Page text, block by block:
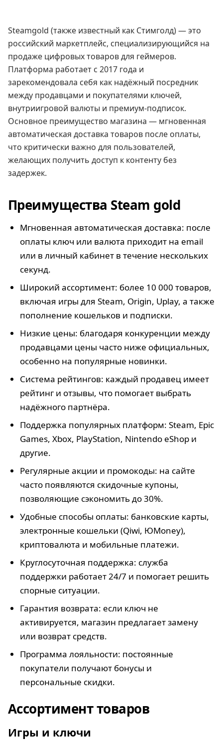
Steamgold (также известный как Стимголд) — это
российский маркетплейс, специализирующийся на
продаже цифровых товаров для геймеров.
Платформа работает с 2017 года и
зарекомендовала себя как надёжный посредник
между продавцами и покупателями ключей,
внутриигровой валюты и премиум-подписок.
Основное преимущество магазина — мгновенная
автоматическая доставка товаров после оплаты,
что критически важно для пользователей,
желающих получить доступ к контенту без
задержек.
Преимущества Steam gold
Мгновенная автоматическая доставка: после
оплаты ключ или валюта приходит на email
или в личный кабинет в течение нескольких
секунд.
Широкий ассортимент: более 10 000 товаров,
включая игры для Steam, Origin, Uplay, а также
пополнение кошельков и подписки.
Низкие цены: благодаря конкуренции между
продавцами цены часто ниже официальных,
особенно на популярные новинки.
Система рейтингов: каждый продавец имеет
рейтинг и отзывы, что помогает выбрать
надёжного партнёра.
Поддержка популярных платформ: Steam, Epic
Games, Xbox, PlayStation, Nintendo eShop и
другие.
Регулярные акции и промокоды: на сайте
часто появляются скидочные купоны,
позволяющие сэкономить до 30%.
Удобные способы оплаты: банковские карты,
электронные кошельки (Qiwi, ЮMoney),
криптовалюта и мобильные платежи.
Круглосуточная поддержка: служба
поддержки работает 24/7 и помогает решить
спорные ситуации.
Гарантия возврата: если ключ не
активируется, магазин предлагает замену
или возврат средств.
Программа лояльности: постоянные
покупатели получают бонусы и
персональные скидки.
Ассортимент товаров
Игры и ключи